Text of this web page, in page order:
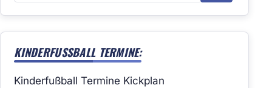
KINDERFUSSBALL TERMINE:
Kinderfußball Termine Kickplan